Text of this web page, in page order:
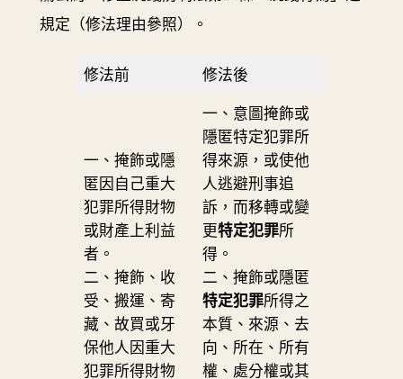
規定（修法理由參照）。
修法前 修法後
一、掩飾或隱
匿因自己重大
犯罪所得財物
或財產上利益
者。
二、掩飾、收
受、搬運、寄
藏、故買或牙
保他人因重大
犯罪所得財物
一、意圖掩飾或
隱匿特定犯罪所
得來源，或使他
人逃避刑事追
訴，而移轉或變
更特定犯罪所
得。
二、掩飾或隱匿
特定犯罪所得之
本質、來源、去
向、所在、所有
權、處分權或其